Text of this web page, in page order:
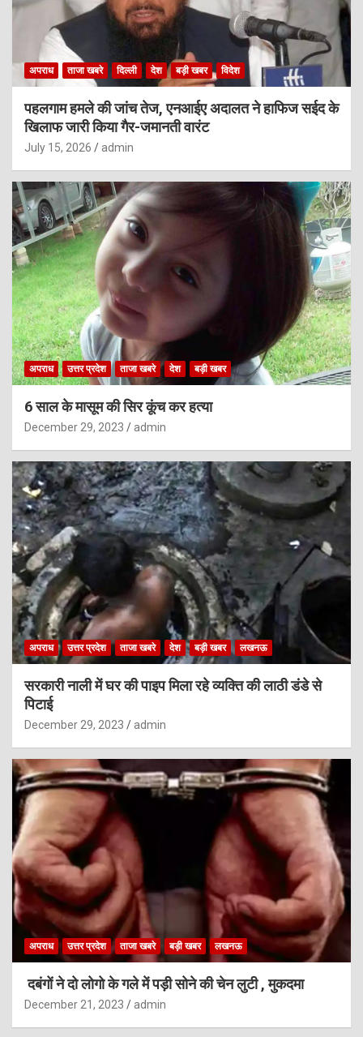
अपराध ताजा खबरे दिल्ली देश बड़ी खबर विदेश
पहलगाम हमले की जांच तेज, एनआईए अदालत ने हाफिज सईद के
खिलाफ जारी किया गैर-जमानती वारंट
July 15, 2026 admin
अपराध उत्तर प्रदेश ताजा खबरे देश बड़ी खबर
6 साल के मासूम की सिर कूंच कर हत्या
December 29, 2023 admin
अपराध उत्तर प्रदेश ताजा खबरे देश बड़ी खबर लखनऊ
सरकारी नाली में घर की पाइप मिला रहे व्यक्ति की लाठी डंडे से
पिटाई
December 29, 2023 admin
अपराध उत्तर प्रदेश ताजा खबरे बड़ी खबर लखनऊ
दबंगों ने दो लोगो के गले में पड़ी सोने की चेन लुटी , मुकदमा
December 21, 2023 admin